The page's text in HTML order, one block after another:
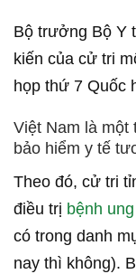
Bộ trưởng Bộ Y
kiến của cử tri
họp thứ 7 Quốc
Việt Nam là một
bảo hiểm y tế
Theo đó, cử tri
điều trị bệnh
có trong danh
nay thì không).